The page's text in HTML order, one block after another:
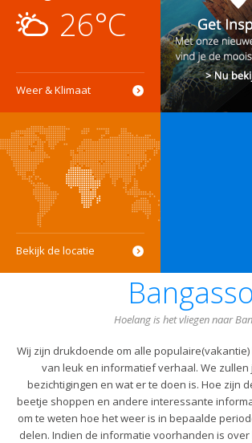
26°C
Weer & Klimaat
Bekijk de locatie
Hoelang is het vliegen naar
Wij zijn drukdoende om alle
van leuk en informatief verhaal. We
bezichtigingen en wat er te doen is. Hoe zijn
beetje shoppen en andere interessante
om te weten hoe het weer is in bepaalde
delen. Indien de informatie voorhanden is